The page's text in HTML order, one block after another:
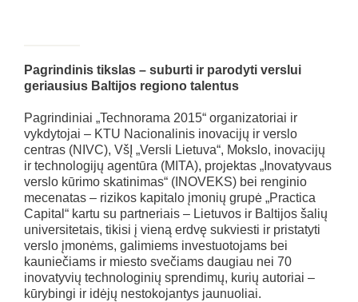
Pagrindinis tikslas – suburti ir parodyti verslui
geriausius Baltijos regiono talentus
Pagrindiniai „Technorama 2015“ organizatoriai ir
vykdytojai – KTU Nacionalinis inovacijų ir verslo
centras (NIVC), VšĮ „Versli Lietuva“, Mokslo, inovacijų
ir technologijų agentūra (MITA), projektas „Inovatyvaus
verslo kūrimo skatinimas“ (INOVEKS) bei renginio
mecenatas – rizikos kapitalo įmonių grupė „Practica
Capital“ kartu su partneriais – Lietuvos ir Baltijos šalių
universitetais, tikisi į vieną erdvę sukviesti ir pristatyti
verslo įmonėms, galimiems investuotojams bei
kauniečiams ir miesto svečiams daugiau nei 70
inovatyvių technologinių sprendimų, kurių autoriai –
kūrybingi ir idėjų nestokojantys jaunuoliai.